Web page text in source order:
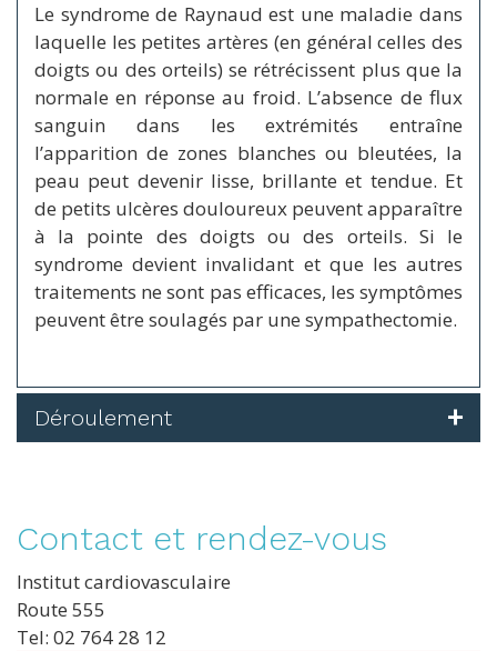
Le syndrome de Raynaud est une maladie dans
laquelle les petites artères (en général celles des
doigts ou des orteils) se rétrécissent plus que la
normale en réponse au froid. L’absence de flux
sanguin dans les extrémités entraîne
l’apparition de zones blanches ou bleutées, la
peau peut devenir lisse, brillante et tendue. Et
de petits ulcères douloureux peuvent apparaître
à la pointe des doigts ou des orteils. Si le
syndrome devient invalidant et que les autres
traitements ne sont pas efficaces, les symptômes
peuvent être soulagés par une sympathectomie.
Déroulement
Contact et rendez-vous
Institut cardiovasculaire
Route 555
Tel: 02 764 28 12